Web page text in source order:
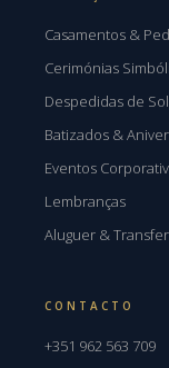
Casamentos &
Cerimónias
Despedidas de
Batizados &
Eventos
Lembranças
Aluguer & Transfer
CONTACTO
+351 962 563 709